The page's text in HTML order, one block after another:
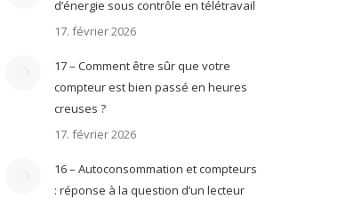
d’énergie sous contrôle en télétravail
17. février 2026
17 – Comment être sûr que votre
compteur est bien passé en heures
creuses ?
17. février 2026
16 – Autoconsommation et compteurs
: réponse à la question d’un lecteur